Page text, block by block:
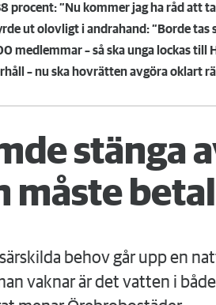
procent: ”Nu kommer jag ha råd att
ut olovligt i andrahand: ”Borde tas
medlemmar – så ska unga lockas till
– nu ska hovrätten avgöra oklart
stänga
måste
behov går upp en
vaknar är det vatten i